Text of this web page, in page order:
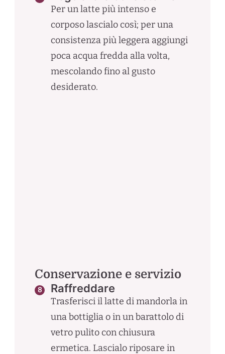
Per un latte più intenso e
corposo lascialo così; per una
consistenza più leggera aggiungi
poca acqua fredda alla volta,
mescolando fino al gusto
desiderato.
Conservazione e servizio
Raffreddare
Trasferisci il latte di mandorla in
una bottiglia o in un barattolo di
vetro pulito con chiusura
ermetica. Lascialo riposare in